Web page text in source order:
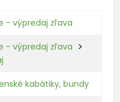
- výpredaj zľava
- výpredaj zľava
kabátiky, bundy